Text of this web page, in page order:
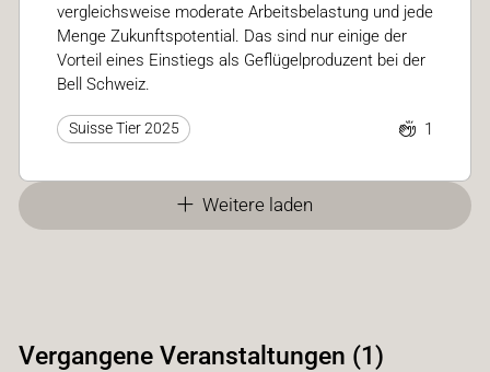
vergleichsweise moderate Arbeitsbelastung und jede
Menge Zukunftspotential. Das sind nur einige der
Vorteil eines Einstiegs als Geflügelproduzent bei der
Bell Schweiz.
Suisse Tier 2025 1
Weitere laden
Vergangene Veranstaltungen (1)